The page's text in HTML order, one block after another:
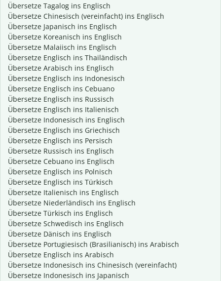
Übersetze Tagalog ins Englisch
Übersetze Chinesisch (vereinfacht) ins Englisch
Übersetze Japanisch ins Englisch
Übersetze Koreanisch ins Englisch
Übersetze Malaiisch ins Englisch
Übersetze Englisch ins Thailändisch
Übersetze Arabisch ins Englisch
Übersetze Englisch ins Indonesisch
Übersetze Englisch ins Cebuano
Übersetze Englisch ins Russisch
Übersetze Englisch ins Italienisch
Übersetze Indonesisch ins Englisch
Übersetze Englisch ins Griechisch
Übersetze Englisch ins Persisch
Übersetze Russisch ins Englisch
Übersetze Cebuano ins Englisch
Übersetze Englisch ins Polnisch
Übersetze Englisch ins Türkisch
Übersetze Italienisch ins Englisch
Übersetze Niederländisch ins Englisch
Übersetze Türkisch ins Englisch
Übersetze Schwedisch ins Englisch
Übersetze Dänisch ins Englisch
Übersetze Portugiesisch (Brasilianisch) ins Arabisch
Übersetze Englisch ins Arabisch
Übersetze Indonesisch ins Chinesisch (vereinfacht)
Übersetze Indonesisch ins Japanisch